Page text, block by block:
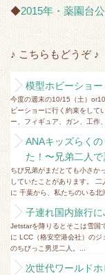
◆2015年・薬園台
♪ こちらもどうぞ ♪
模型ホビーショ
今度の週末の10/15（土）
ビーショーに行く約束をして
ー、フィギュア、ガン、工作
ANAキッズらく
た！〜兄弟二人
ちび兄弟がまだとても小さか
していたことがあります。
に 千葉から、私たちのいる
子連れ国内旅行
Jetstarを降りるとそこは雪国
に LCC（格安空港会社）の
のちびっこ男児二人。...
次世代ワールド